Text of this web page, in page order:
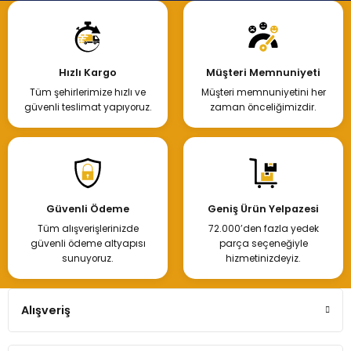
Hızlı Kargo
Tüm şehirlerimize hızlı ve
güvenli teslimat yapıyoruz.
Müşteri Memnuniyeti
Müşteri memnuniyetini her
zaman önceliğimizdir.
Güvenli Ödeme
Tüm alışverişlerinizde
güvenli ödeme altyapısı
sunuyoruz.
Geniş Ürün Yelpazesi
72.000’den fazla yedek
parça seçeneğiyle
hizmetinizdeyiz.
Alışveriş